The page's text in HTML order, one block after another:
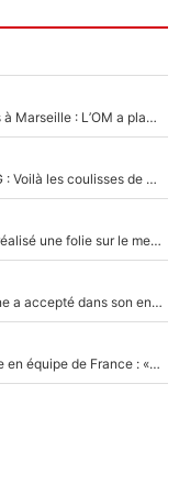
La crise financière continue de faire des ravages à Marseille : L’OM a placé 12 joueurs sur le marché des transferts… et ça pourrait lui rapporter près de 100M€ !
Maghnes Akliouche raconte sa signature au PSG : Voilà les coulisses de son transfert de rêve à 50M€
250M€ pour signer une star : Le PSG avait déjà réalisé une folie sur le mercato bien avant Neymar !
Voilà le seul homme politique que Zinedine Zidane a accepté dans son entourage : «Je garde un très bon souvenir de lui»
Franck Ribéry a osé s'attaquer à Zinedine Zidane en équipe de France : «Je n'aurais jamais fait ça»